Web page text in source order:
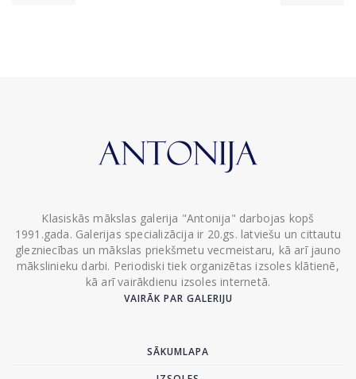
Klasiskās mākslas galerija "Antonija" darbojas kopš
1991.gada. Galerijas specializācija ir 20.gs. latviešu un cittautu
glezniecības un mākslas priekšmetu vecmeistaru, kā arī jauno
mākslinieku darbi. Periodiski tiek organizētas izsoles klātienē,
kā arī vairākdienu izsoles internetā.
VAIRĀK PAR GALERIJU
SĀKUMLAPA